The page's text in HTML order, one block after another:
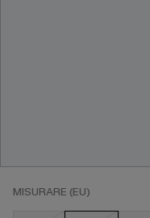
MISURARE (EU)